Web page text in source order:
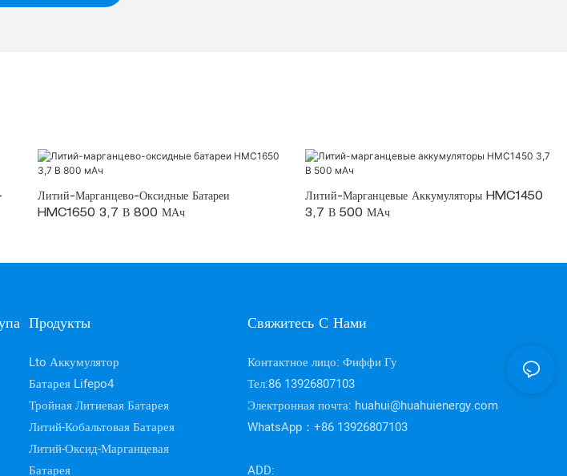
Литий-Марганцево-Оксидные Батареи
HMC1650 3,7 В 800 МАч
Литий-Марганцевые Аккумуляторы HMC1450
3,7 В 500 МАч
Продукты
Lto Аккумулятор
Батарея Lifepo4
Тройная Литиевая Батарея
Литий-Кобальтовая Батарея
Литий-Оксид-Марганцевая
Батарея
Свяжитесь С Нами
Контактное лицо: Фиффи Гу
Тел:86 13926807103
Электронная почта: huahui@huahuienergy.com
WhatsApp：+86 13926807103
ADD: